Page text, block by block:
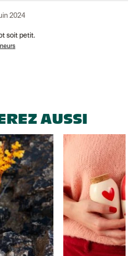
2024
soit petit.
AUSSI